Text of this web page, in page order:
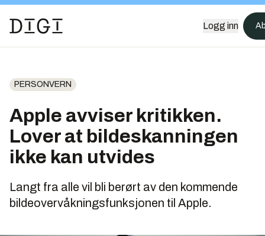
Logg inn
PERSONVERN
Apple avviser kritikken.
Lover at bilde­skanningen
ikke kan utvides
Langt fra alle vil bli berørt av den kommende
bildeovervåkningsfunksjonen til Apple.